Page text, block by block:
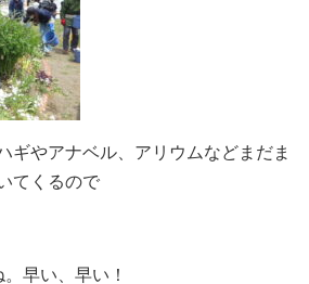
ギやアナベル、アリウムなどまだま
てくるので
早い、早い！